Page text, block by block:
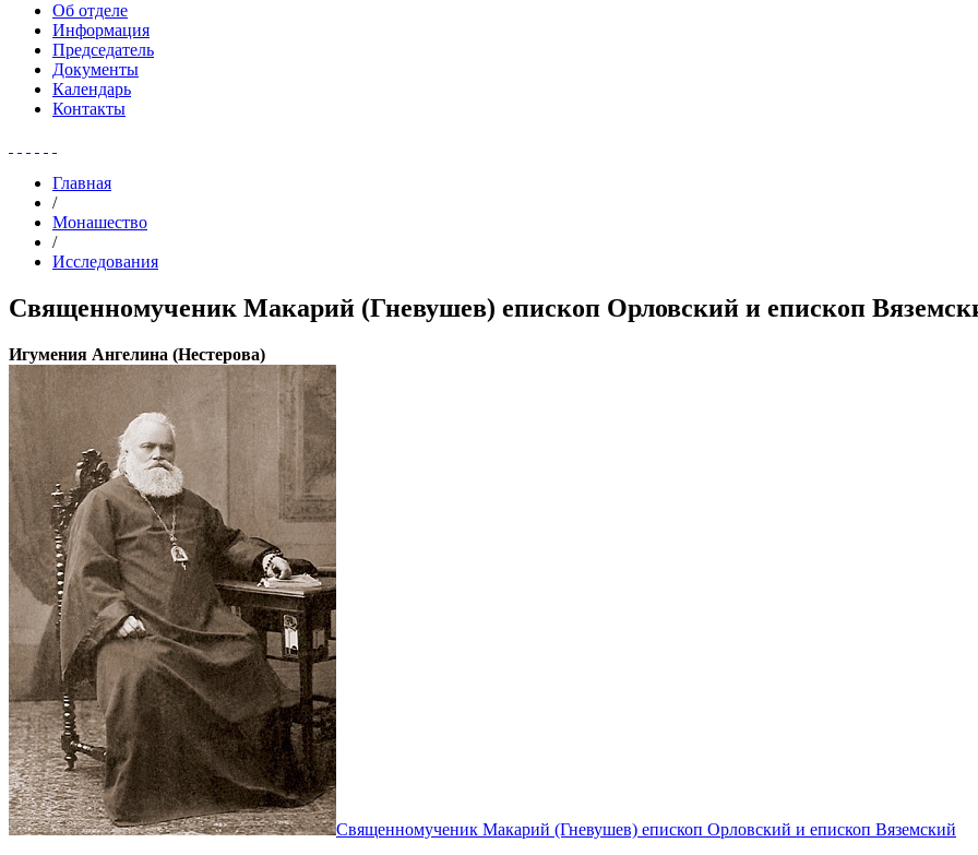
Об отделе
Информация
Председатель
Документы
Календарь
Контакты
Главная
/
Монашество
/
Исследования
Священномученик Макарий (Гневушев) епископ Орловский и епископ
Игумения Ангелина (Нестерова)
Священномученик Макарий (Гневушев) епископ Орловский и епископ Вяземский